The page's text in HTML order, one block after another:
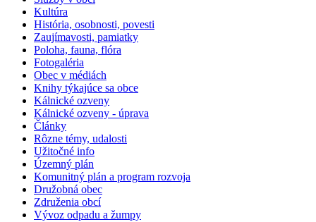
Kultúra
História, osobnosti, povesti
Zaujímavosti, pamiatky
Poloha, fauna, flóra
Fotogaléria
Obec v médiách
Knihy týkajúce sa obce
Kálnické ozveny
Kálnické ozveny - úprava
Články
Rôzne témy, udalosti
Užitočné info
Územný plán
Komunitný plán a program rozvoja
Družobná obec
Združenia obcí
Vývoz odpadu a žumpy